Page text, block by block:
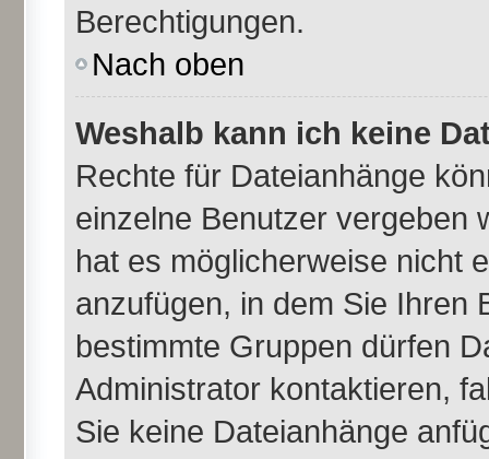
Berechtigungen.
Nach oben
Weshalb kann ich keine
Rechte für Dateianhänge
einzelne Benutzer vergeben
hat es möglicherweise nicht
anzufügen, in dem Sie Ihren
bestimmte Gruppen dürfen
Administrator kontaktieren,
Sie keine Dateianhänge